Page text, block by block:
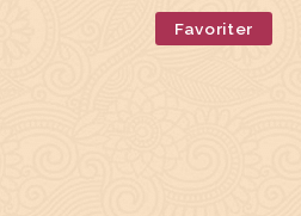
Favoriter